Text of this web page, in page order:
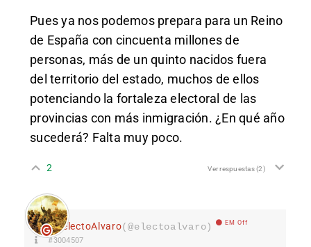
Pues ya nos podemos prepara para un Reino
de España con cincuenta millones de
personas, más de un quinto nacidos fuera
del territorio del estado, muchos de ellos
potenciando la fortaleza electoral de las
provincias con más inmigración. ¿En qué año
sucederá? Falta muy poco.
2 Ver respuestas(2)
electoAlvaro(@electoalvaro) EM Off
#3004507